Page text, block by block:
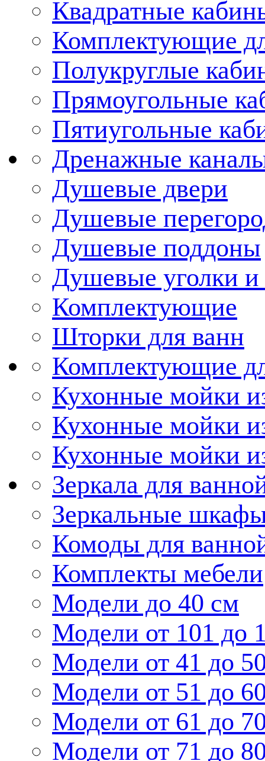
Квадратные
Комплектующие
Полукруглые
Прямоугольные
Пятиугольные
Дренажные
Душевые двери
Душевые
Душевые поддоны
Душевые уголки и
Комплектующие
Шторки для ванн
Комплектующие
Кухонные мойки
Кухонные мойки
Кухонные мойки
Зеркала для
Зеркальные
Комоды для
Комплекты мебели
Модели до 40 см
Модели от 101 до
Модели от 41 до
Модели от 51 до
Модели от 61 до
Модели от 71 до